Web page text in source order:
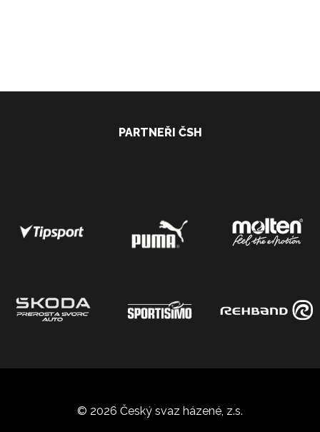
PARTNEŘI ČSH
© 2026 Český svaz házené, z.s.